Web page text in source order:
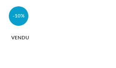
-10%
VENDU